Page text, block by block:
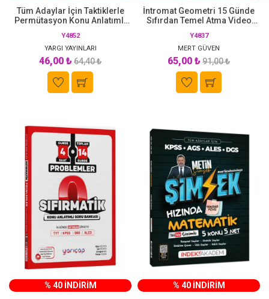
Tüm Adaylar İçin Taktiklerle
Permütasyon Konu Anlatımlı
Y4852
YARGI YAYINLARI
46,00 ₺64,40 ₺
İntromat Geometri 15 Günde
Sıfırdan Temel Atma Video
Y4837
MERT GÜVEN
65,00 ₺91,00 ₺
% 40 İNDİRİM
% 40 İNDİRİM